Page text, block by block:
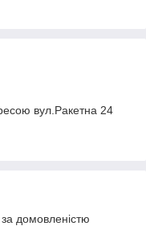
вул.Ракетна 24
домовленістю